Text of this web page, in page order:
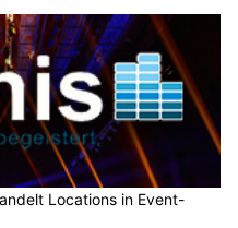
Locations in Event-